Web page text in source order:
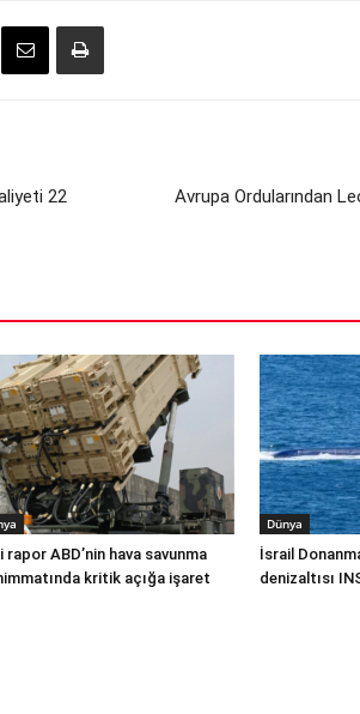
22
Avrupa Ordularından
rapor ABD’nin hava savunma
kritik açığa işaret
Dünya
İsrail
denizaltısı